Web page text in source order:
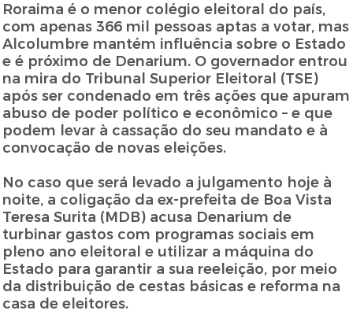
Roraima é o menor colégio eleitoral do país,
com apenas 366 mil pessoas aptas a votar, mas
Alcolumbre mantém influência sobre o Estado
e é próximo de Denarium. O governador entrou
na mira do Tribunal Superior Eleitoral (TSE)
após ser condenado em três ações que apuram
abuso de poder político e econômico – e que
podem levar à cassação do seu mandato e à
convocação de novas eleições.
No caso que será levado a julgamento hoje à
noite, a coligação da ex-prefeita de Boa Vista
Teresa Surita (MDB) acusa Denarium de
turbinar gastos com programas sociais em
pleno ano eleitoral e utilizar a máquina do
Estado para garantir a sua reeleição, por meio
da distribuição de cestas básicas e reforma na
casa de eleitores.